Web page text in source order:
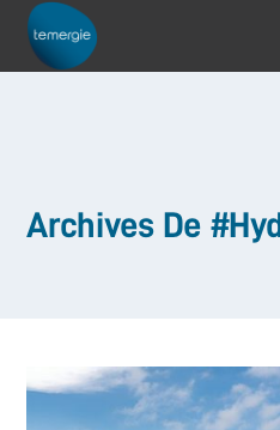
Archives De